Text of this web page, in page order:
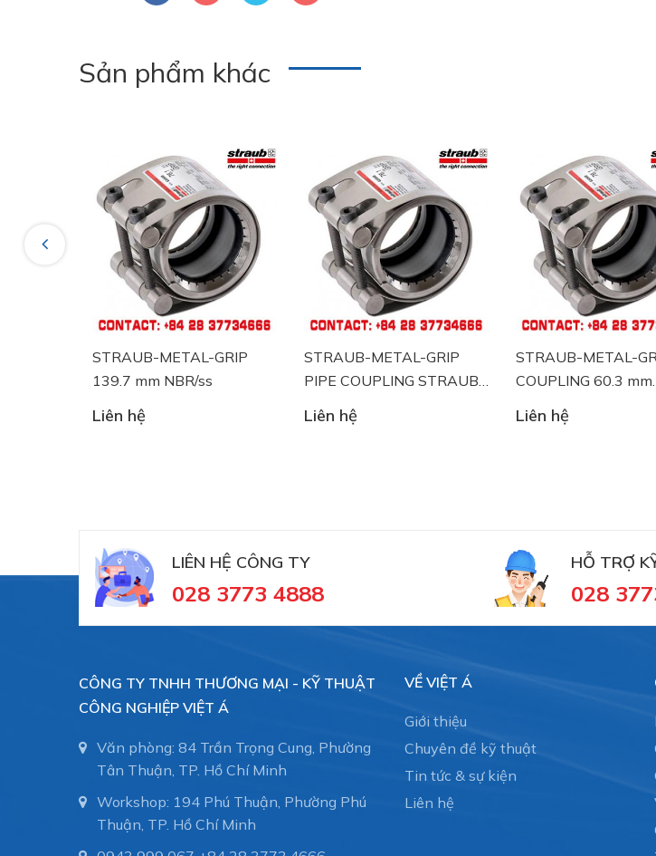
Sản phẩm khác
Previous
STRAUB-METAL-GRIP
139.7 mm NBR/ss
Liên hệ
STRAUB-METAL-GRIP
PIPE COUPLING STRAUB
Liên hệ
STRAUB-METAL-
COUPLING 60.3 mm
Liên hệ
LIÊN HỆ CÔNG TY
028 3773 4888
HỖ TRỢ
028
CÔNG TY TNHH THƯƠNG MẠI - KỸ THUẬT
CÔNG NGHIỆP VIỆT Á
Văn phòng: 84 Trần Trọng Cung, Phường
Tân Thuận, TP. Hồ Chí Minh
Workshop: 194 Phú Thuận, Phường Phú
Thuận, TP. Hồ Chí Minh
VỀ VIỆT Á
Giới thiệu
Chuyên đề kỹ thuật
Tin tức & sự kiện
Liên hệ